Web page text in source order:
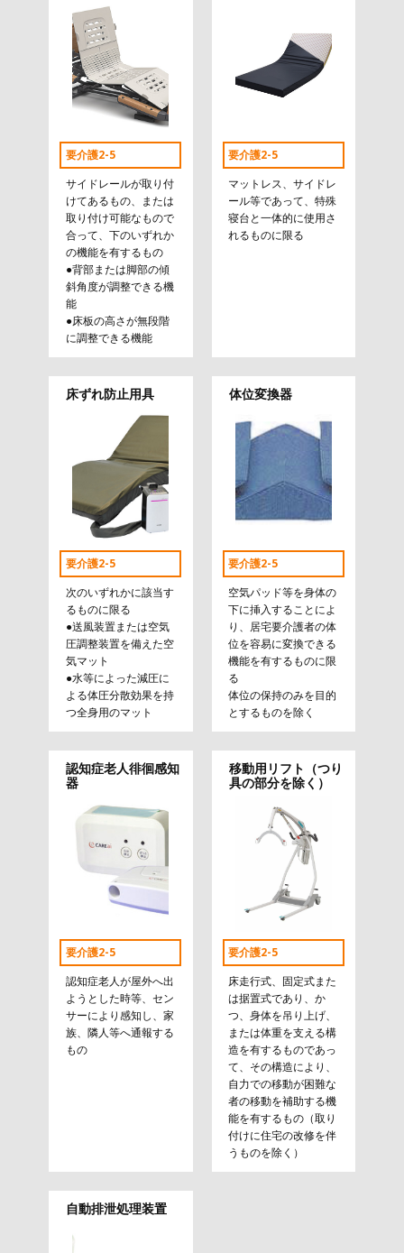
要介護2-5
サイドレールが取り付
けてあるもの、または
取り付け可能なもので
合って、下のいずれか
の機能を有するもの
●背部または脚部の傾
斜角度が調整できる機
能
●床板の高さが無段階
に調整できる機能
要介護2-5
マットレス、サイドレ
ール等であって、特殊
寝台と一体的に使用さ
れるものに限る
床ずれ防止用具
要介護2-5
次のいずれかに該当す
るものに限る
●送風装置または空気
圧調整装置を備えた空
気マット
●水等によった減圧に
よる体圧分散効果を持
つ全身用のマット
体位変換器
要介護2-5
空気パッド等を身体の
下に挿入することによ
り、居宅要介護者の体
位を容易に変換できる
機能を有するものに限
る
体位の保持のみを目的
とするものを除く
認知症老人徘徊感知
器
要介護2-5
認知症老人が屋外へ出
ようとした時等、セン
サーにより感知し、家
族、隣人等へ通報する
もの
移動用リフト（つり
具の部分を除く）
要介護2-5
床走行式、固定式また
は据置式であり、か
つ、身体を吊り上げ、
または体重を支える構
造を有するものであっ
て、その構造により、
自力での移動が困難な
者の移動を補助する機
能を有するもの（取り
付けに住宅の改修を伴
うものを除く）
自動排泄処理装置